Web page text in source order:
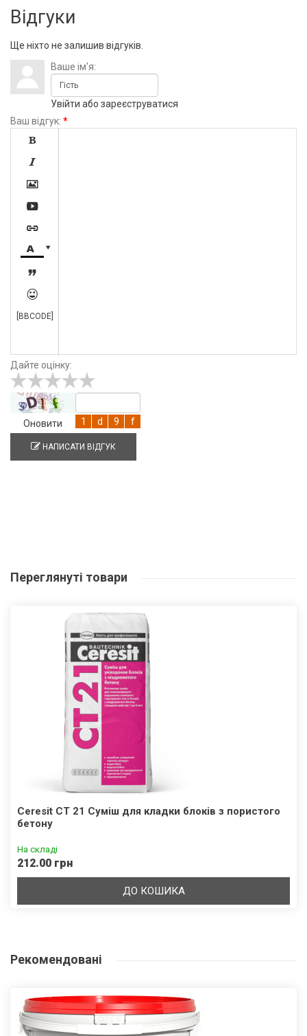
Відгуки
Ще ніхто не залишив відгуків.
Ваше ім'я:
Увійти або зареєструватися
Ваш відгук: *









[BBCODE]
Дайте оцінку:
Оновити
НАПИСАТИ ВІДГУК
Переглянуті товари
Ceresit CT 21 Суміш для кладки блоків з пористого
бетону
На складі
212.00 грн
ДО КОШИКА
Рекомендовані